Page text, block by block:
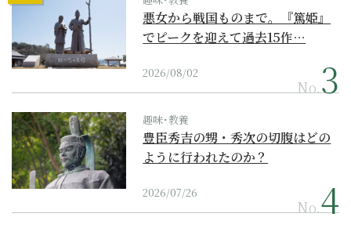
悪女から戦国ものまで。『篤姫』
でピークを迎えて過去15作…
2026/08/02
No.
趣味･教養
豊臣秀吉の甥・秀次の切腹はどの
ように行われたのか？
2026/07/26
No.